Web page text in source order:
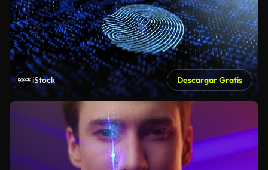
iStock Descargar Gratis